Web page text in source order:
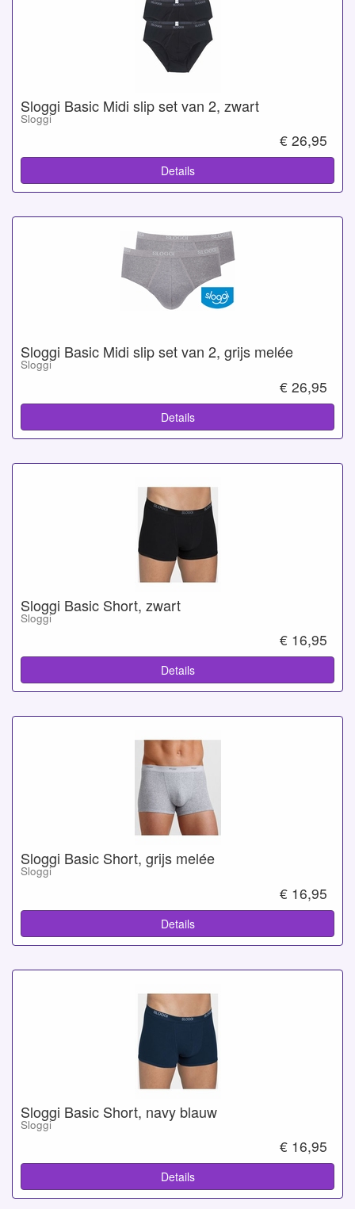
Sloggi Basic Midi slip set van 2, zwart
Sloggi
€ 26,95
Details
Sloggi Basic Midi slip set van 2, grijs melée
Sloggi
€ 26,95
Details
Sloggi Basic Short, zwart
Sloggi
€ 16,95
Details
Sloggi Basic Short, grijs melée
Sloggi
€ 16,95
Details
Sloggi Basic Short, navy blauw
Sloggi
€ 16,95
Details